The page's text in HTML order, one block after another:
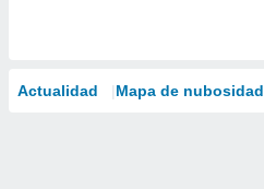
Actualidad Mapa de nubosidad